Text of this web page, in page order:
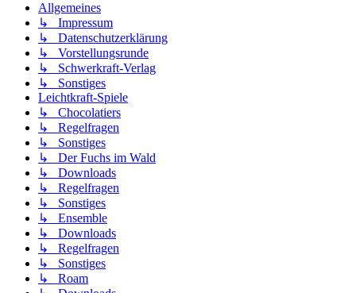
Allgemeines
↳ Impressum
↳ Datenschutzerklärung
↳ Vorstellungsrunde
↳ Schwerkraft-Verlag
↳ Sonstiges
Leichtkraft-Spiele
↳ Chocolatiers
↳ Regelfragen
↳ Sonstiges
↳ Der Fuchs im Wald
↳ Downloads
↳ Regelfragen
↳ Sonstiges
↳ Ensemble
↳ Downloads
↳ Regelfragen
↳ Sonstiges
↳ Roam